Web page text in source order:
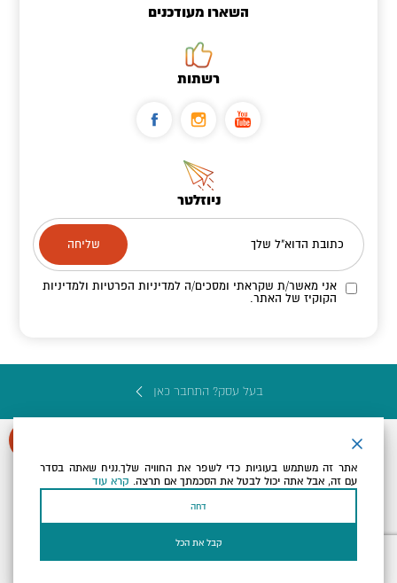
השארו מעודכנים
רשתות
ניוזלטר
כתובת הדוא"ל שלך
אני מאשר/ת שקראתי ומסכים/הלמדיניות הפרטיות ולמדיניות
הקוקיז של האתר.
בעל עסק? התחבר כאן
כל הזכויות שמורות לארץ ים המלח ©
אתר זה משתמש בעוגיות כדי לשפר את החוויה שלך.נניח שאתה בסדר
עם זה, אבל אתה יכול לבטל את הסכמתך אם תרצה. קרא עוד
דחה
קבל את הכל